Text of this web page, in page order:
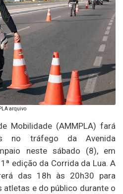
arquivo
Mobilidade (AMMPLA) fará
no tráfego da Avenida
neste sábado (8), em
edição da Corrida da Lua. A
das 18h às 20h30 para
atletas e do público durante o